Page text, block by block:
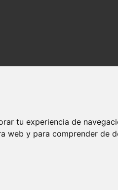
tu experiencia de
web y para comprender de